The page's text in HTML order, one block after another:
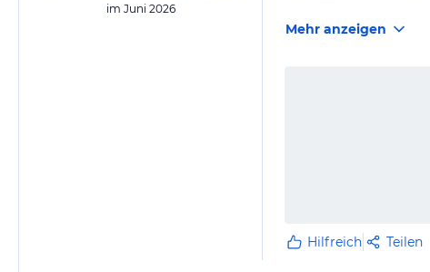
im Juni 2026
Mehr anzeigen
Hilfreich Teilen